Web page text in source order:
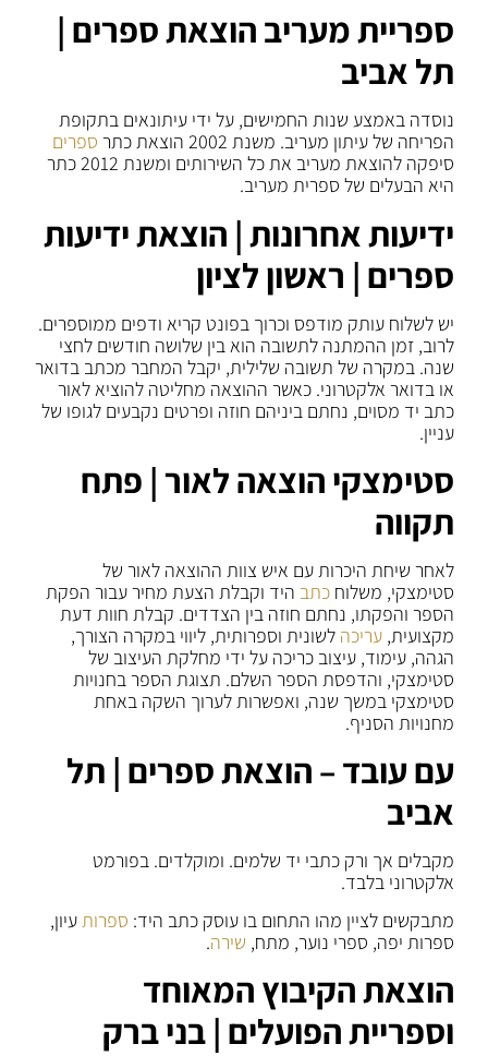
ספריית מעריב הוצאת ספרים |
תל אביב
נוסדה באמצע שנות החמישים, על ידי עיתונאים בתקופת
הפריחה של עיתון מעריב. משנת 2002 הוצאת כתר
ספרים
סיפקה להוצאת מעריב את כל השירותים ומשנת 2012 כתר
היא הבעלים של ספרית מעריב.
ידיעות אחרונות | הוצאת ידיעות
ספרים | ראשון לציון
יש לשלוח עותק מודפס וכרוך בפונט קריא ודפים ממוספרים.
לרוב, זמן ההמתנה לתשובה הוא בין שלושה חודשים לחצי
שנה. במקרה של תשובה שלילית, יקבל המחבר מכתב בדואר
או בדואר אלקטרוני. כאשר ההוצאה מחליטה להוציא לאור
כתב יד מסוים, נחתם ביניהם חוזה ופרטים נקבעים לגופו של
עניין.
סטימצקי הוצאה לאור | פתח
תקווה
לאחר שיחת היכרות עם איש צוות ההוצאה לאור של
סטימצקי, משלוחכתב היד וקבלת הצעת מחיר עבור הפקת
הספר והפקתו, נחתם חוזה בין הצדדים. קבלת חוות דעת
מקצועית,עריכה לשונית וספרותית, ליווי במקרה הצורך,
הגהה, עימוד, עיצוב כריכה על ידי מחלקת העיצוב של
סטימצקי, והדפסת הספר השלם. תצוגת הספר בחנויות
סטימצקי במשך שנה, ואפשרות לערוך השקה באחת
מחנויות הסניף.
עם עובד – הוצאת ספרים | תל
אביב
מקבלים אך ורק כתבי יד שלמים. ומוקלדים. בפורמט
אלקטרוני בלבד.
מתבקשים לציין מהו התחום בו עוסק כתב היד: ספרותעיון,
ספרות יפה, ספרי נוער, מתח, שירה.
הוצאת הקיבוץ המאוחד
וספריית הפועלים | בני ברק